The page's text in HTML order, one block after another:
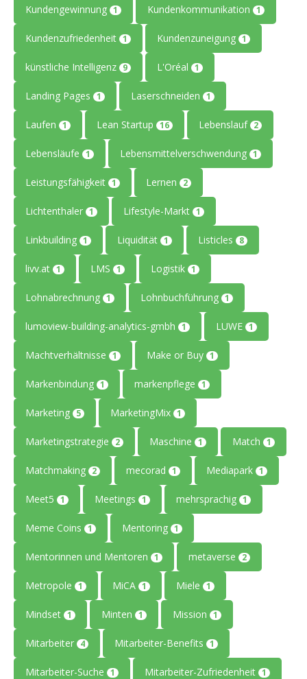
Kundengewinnung 1 Kundenkommunikation 1
Kundenzufriedenheit 1 Kundenzuneigung 1
künstliche Intelligenz 9 L'Oréal 1
Landing Pages 1 Laserschneiden 1
Laufen 1 Lean Startup 16 Lebenslauf 2
Lebensläufe 1 Lebensmittelverschwendung 1
Leistungsfähigkeit 1 Lernen 2
Lichtenthaler 1 Lifestyle-Markt 1
Linkbuilding 1 Liquidität 1 Listicles 8
livv.at 1 LMS 1 Logistik 1
Lohnabrechnung 1 Lohnbuchführung 1
lumoview-building-analytics-gmbh 1 LUWE 1
Machtverhältnisse 1 Make or Buy 1
Markenbindung 1 markenpflege 1
Marketing 5 MarketingMix 1
Marketingstrategie 2 Maschine 1 Match 1
Matchmaking 2 mecorad 1 Mediapark 1
Meet5 1 Meetings 1 mehrsprachig 1
Meme Coins 1 Mentoring 1
Mentorinnen und Mentoren 1 metaverse 2
Metropole 1 MiCA 1 Miele 1
Mindset 1 Minten 1 Mission 1
Mitarbeiter 4 Mitarbeiter-Benefits 1
Mitarbeiter-Suche 1 Mitarbeiter-Zufriedenheit 1